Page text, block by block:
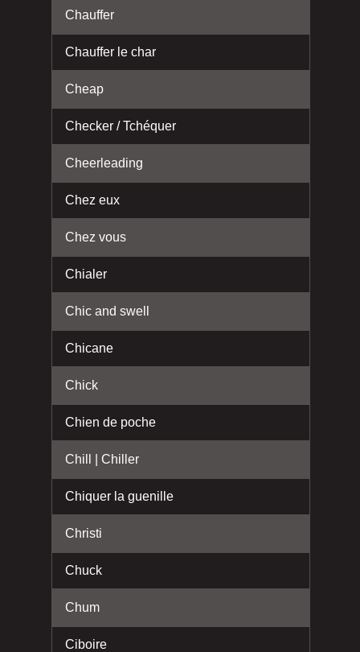
Chauffer
Chauffer le char
Cheap
Checker / Tchéquer
Cheerleading
Chez eux
Chez vous
Chialer
Chic and swell
Chicane
Chick
Chien de poche
Chill | Chiller
Chiquer la guenille
Christi
Chuck
Chum
Ciboire